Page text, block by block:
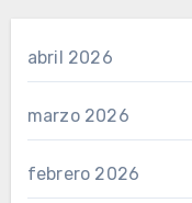
abril 2026
marzo 2026
febrero 2026